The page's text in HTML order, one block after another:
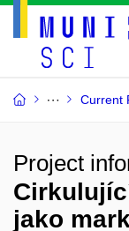
Current
Project
jako